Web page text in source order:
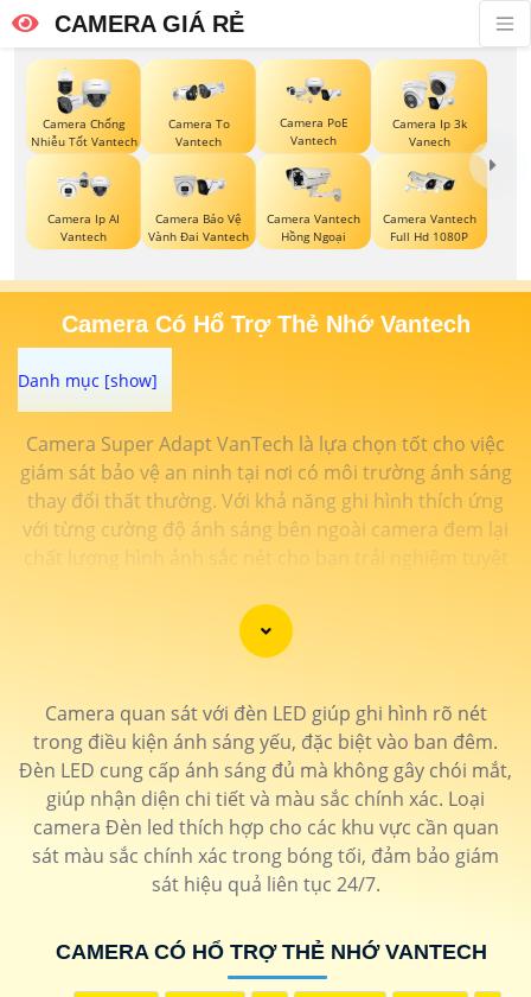
CAMERA GIÁ RẺ
Camera Chống
Nhiễu Tốt Vantech
Camera To
Vantech
Camera PoE
Vantech
Camera Ip 3k
Vanech
Camera Ip AI
Vantech
Camera Bảo Vệ
Vành Đai Vantech
Camera Vantech
Hồng Ngoại
Camera Vantech
Full Hd 1080P
Camera Có Hổ Trợ Thẻ Nhớ Vantech
Camera Super Adapt VanTech là lựa chọn tốt cho việc
giám sát bảo vệ an ninh tại nơi có môi trường ánh sáng
thay đổi thất thường. Với khả năng ghi hình thích ứng
với từng cường độ ánh sáng bên ngoài camera đem lại
chất lượng hình ảnh sắc nét cho bạn trải nghiệm tuyệt
'
Camera quan sát với đèn LED giúp ghi hình rõ nét
trong điều kiện ánh sáng yếu, đặc biệt vào ban đêm.
Đèn LED cung cấp ánh sáng đủ mà không gây chói mắt,
giúp nhận diện chi tiết và màu sắc chính xác. Loại
camera Đèn led thích hợp cho các khu vực cần quan
sát màu sắc chính xác trong bóng tối, đảm bảo giám
sát hiệu quả liên tục 24/7.
CAMERA CÓ HỔ TRỢ THẺ NHỚ VANTECH